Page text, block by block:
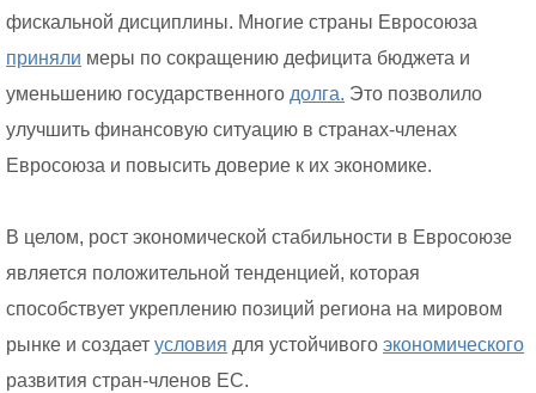
фискальной дисциплины. Многие страны Евросоюза
приняли меры по сокращению дефицита бюджета и
уменьшению государственного долга. Это позволило
улучшить финансовую ситуацию в странах-членах
Евросоюза и повысить доверие к их экономике.
В целом, рост экономической стабильности в Евросоюзе
является положительной тенденцией, которая
способствует укреплению позиций региона на мировом
рынке и создает условия для устойчивого экономического
развития стран-членов ЕС.